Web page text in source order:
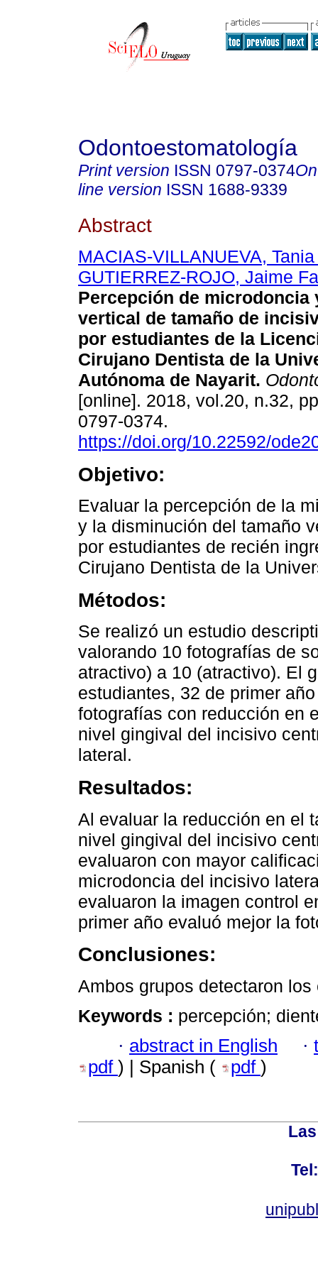
Odontoestomatología
Print version ISSN 0797-0374
line version ISSN 1688-9339
Abstract
MACIAS-VILLANUEVA,
GUTIERREZ-ROJO, Jaime
Percepción de microdoncia
vertical de tamaño de
por estudiantes de la
Cirujano Dentista de la
Autónoma de Nayarit.
[online]. 2018, vol.20, n.32,
0797-0374.
https://doi.org/10.22592/
Objetivo:
Evaluar la percepción de la
y la disminución del tamaño
por estudiantes de recién
Cirujano Dentista de la
Métodos:
Se realizó un estudio
valorando 10 fotografías de
atractivo) a 10 (atractivo). El
estudiantes, 32 de primer
fotografías con reducción en
nivel gingival del incisivo
lateral.
Resultados:
Al evaluar la reducción en el
nivel gingival del incisivo
evaluaron con mayor
microdoncia del incisivo
evaluaron la imagen control
primer año evaluó mejor la
Conclusiones:
Ambos grupos detectaron
Keywords : percepción;
· abstract in English ·
pdf ) | Spanish ( pdf )